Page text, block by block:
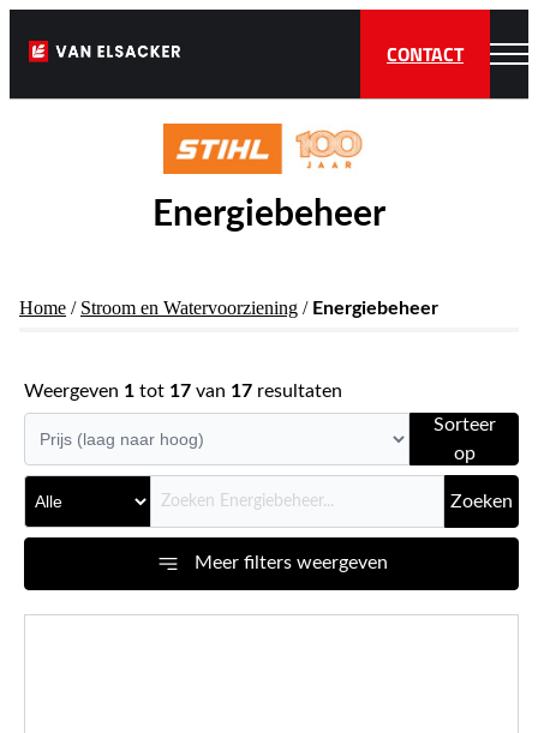
CONTACT
Energiebeheer
Home / Stroom en Watervoorziening / Energiebeheer
Weergeven 1 tot 17 van 17 resultaten
Sorteer
op
Zoeken
Meer filters weergeven